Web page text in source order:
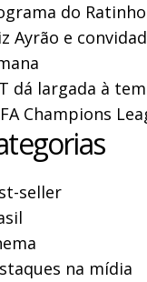
do
Ayrão e
dá largada à
Champions
seller
na mídia